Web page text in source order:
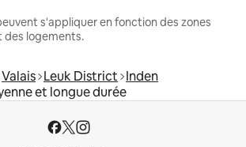
s'appliquer en fonction des zones
des logements.
Valais Leuk District Inden
et longue durée